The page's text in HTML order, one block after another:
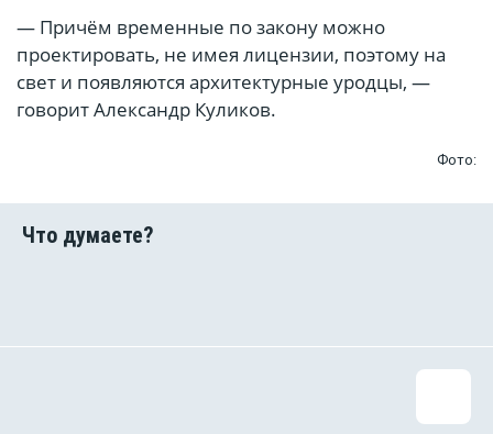
— Причём временные по закону можно
проектировать, не имея лицензии, поэтому на
свет и появляются архитектурные уродцы, —
говорит Александр Куликов.
Фото: